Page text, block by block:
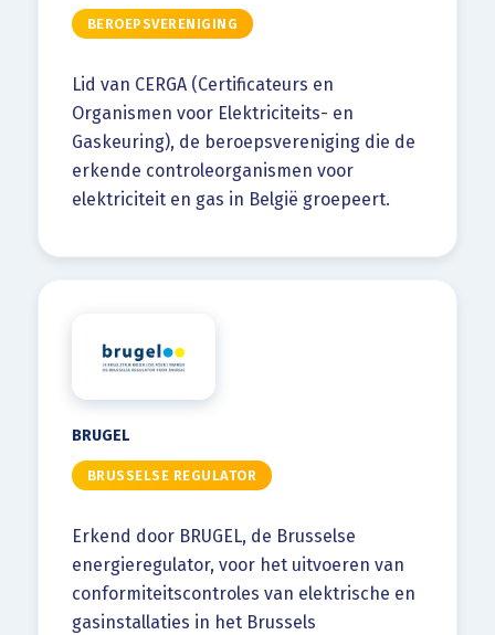
BEROEPSVERENIGING
Lid van CERGA (Certificateurs en
Organismen voor Elektriciteits- en
Gaskeuring), de beroepsvereniging die de
erkende controleorganismen voor
elektriciteit en gas in België groepeert.
BRUGEL
BRUSSELSE REGULATOR
Erkend door BRUGEL, de Brusselse
energieregulator, voor het uitvoeren van
conformiteitscontroles van elektrische en
gasinstallaties in het Brussels